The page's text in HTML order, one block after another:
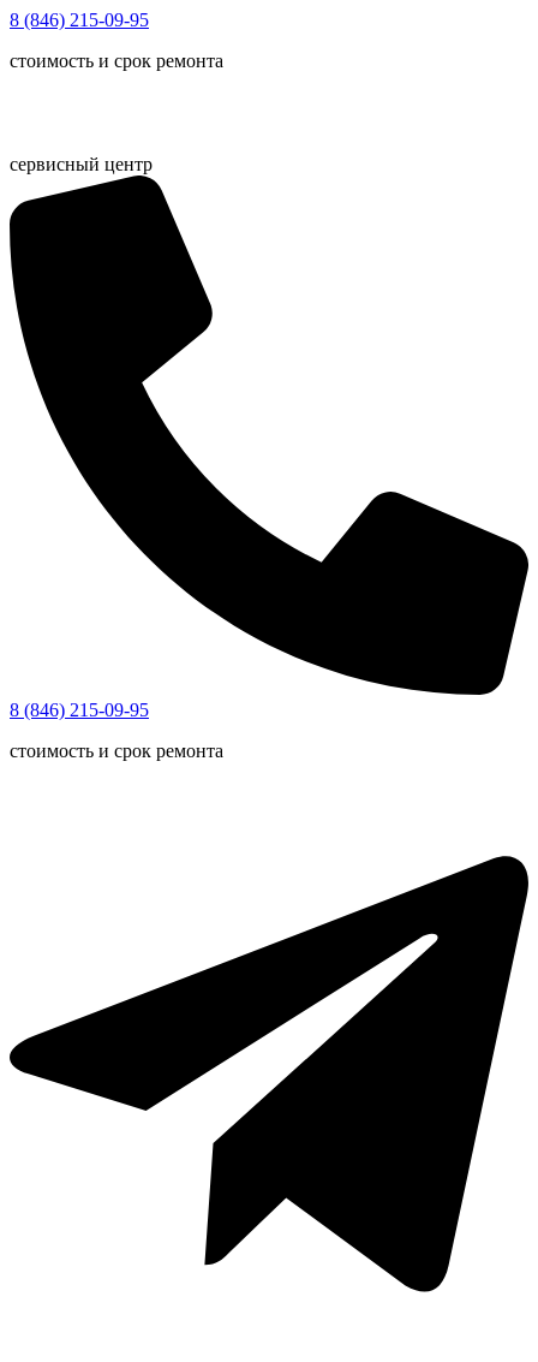
Перейти
содержимому
8 (846) 215-09-95
стоимость и срок ремонта
сервисный центр
8 (846) 215-09-95
стоимость и срок ремонта